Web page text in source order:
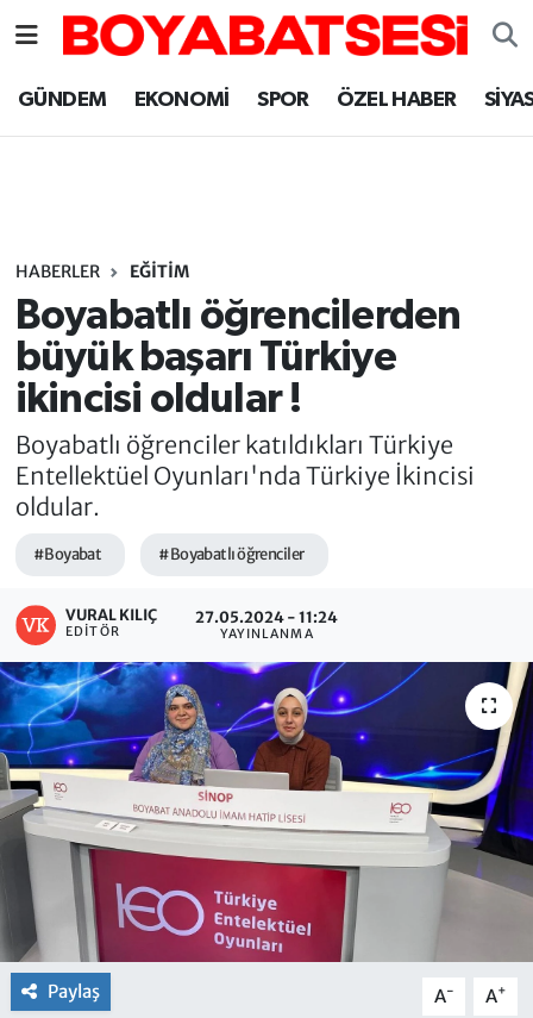
GÜNDEM EKONOMİ SPOR ÖZEL HABER
HABERLER EĞİTİM
Boyabatlı öğrencilerden
büyük başarı Türkiye
ikincisi oldular !
Boyabatlı öğrenciler katıldıkları Türkiye
Entellektüel Oyunları'nda Türkiye İkincisi
oldular.
#Boyabat #Boyabatlı öğrenciler
VURAL KILIÇ
EDITÖR
27.05.2024 - 11:24
YAYINLANMA
Paylaş A- A+
Sinop Nöbetçi Eczaneler
Sinop Trafik Yoğunluk Haritası
Süper Lig Puan Durumu ve Fikstür
Tüm Manşetler
Son Dakika Haberleri
Haber Arşivi